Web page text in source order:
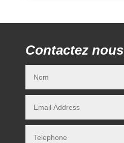
Contactez nous